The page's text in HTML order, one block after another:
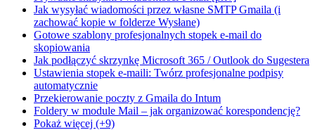
Jak wysyłać wiadomości przez własne SMTP Gmaila (i
zachować kopie w folderze Wysłane)
Gotowe szablony profesjonalnych stopek e-mail do
skopiowania
Jak podłączyć skrzynkę Microsoft 365 / Outlook do Sugestera
Ustawienia stopek e-maili: Twórz profesjonalne podpisy
automatycznie
Przekierowanie poczty z Gmaila do Intum
Foldery w module Mail – jak organizować korespondencję?
Pokaż więcej (+9)